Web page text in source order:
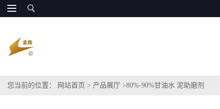
您当前的位置： 网站首页 > 产品展厅 >80%-90%甘油水 泥助磨剂